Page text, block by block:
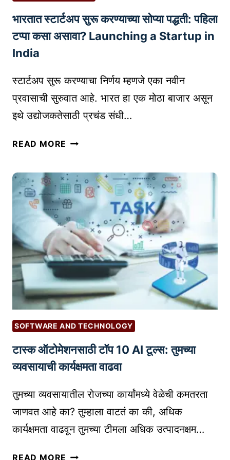
R
O
C
S
P
O
I
T
A
B
L
Y
ग
ची
श
ढी
चा
अ
खा
र्ग
!
B
2
B
M
A
R
K
E
T
I
G
F
R
S
A
भारतात स्टार्टअप सुरू करण्याच्या सोप्या पद्धती: पहिला
टप्पा कसा असावा? Launching a Startup in
India
स्टार्टअप सुरू करण्याचा निर्णय म्हणजे एका नवीन
प्रवासाची सुरुवात आहे. भारत हा एक मोठा बाजार असून
इथे उद्योजकतेसाठी प्रचंड संधी…
READ MORE भा
त
स्टा
र्ट
अ
प
सु
रू
क
र
ण्या
च्या
सो
प्या
प
ती
प
हि
SOFTWARE AND TECHNOLOGY
टास्क ऑटोमेशनसाठी टॉप 10 AI टूल्स: तुमच्या
व्यवसायाची कार्यक्षमता वाढवा
तुमच्या व्यवसायातील रोजच्या कार्यांमध्ये वेळेची कमतरता
जाणवत आहे का? तुम्हाला वाटतं का की, अधिक
कार्यक्षमता वाढवून तुमच्या टीमला अधिक उत्पादनक्षम…
READ MORE टा